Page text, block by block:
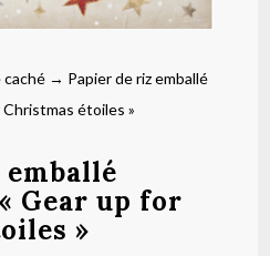
→ Papier de riz emballé
étoiles »
Gear up for
»